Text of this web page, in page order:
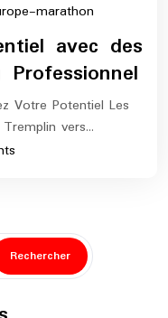
marathon
europe-
marathon
avec des
Votre Potentiel Les
vers…
Rechercher